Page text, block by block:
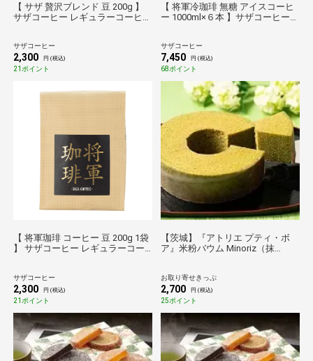
【 サザ 贅沢ブレンド 豆 200g 】
サザコーヒー レギュラーコーヒー
サザコーヒー
2,300 円 (税込)
21ポイント
【 将軍冷珈琲 無糖 アイスコーヒ
ー 1000ml×６本 】サザコーヒー
なテイスト
サザコーヒー
7,450 円 (税込)
68ポイント
【 将軍珈琲 コーヒー 豆 200g 1袋
】 サザコーヒー レギュラーコー
サザコーヒー
2,300 円 (税込)
21ポイント
【茨城】『アトリエ プティ・ボ
ア』米粉バウム Minoriz（抹
お取り寄せきっぷ
2,700 円 (税込)
25ポイント